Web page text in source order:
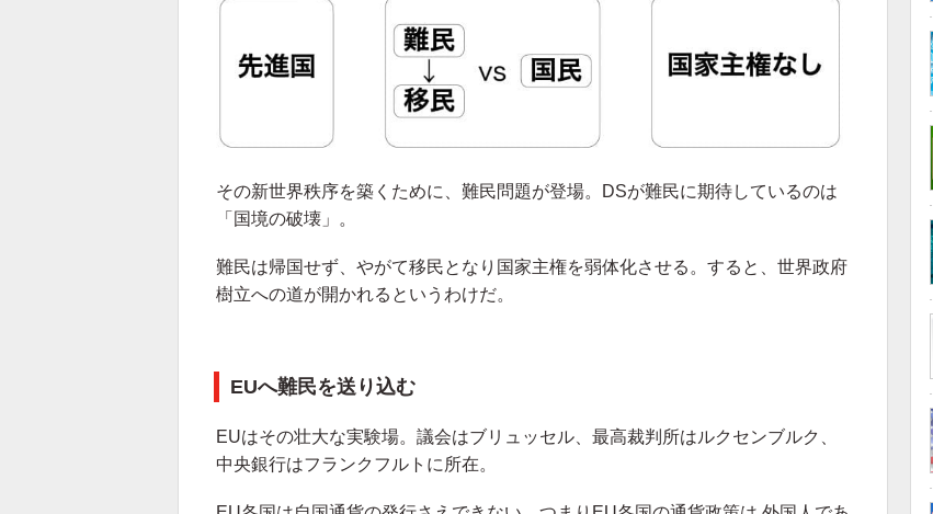
その新世界秩序を築くために、難民問題が登場。DSが難民に期待しているのは
「国境の破壊」。
難民は帰国せず、やがて移民となり国家主権を弱体化させる。すると、世界政府
樹立への道が開かれるというわけだ。
EUへ難民を送り込む
EUはその壮大な実験場。議会はブリュッセル、最高裁判所はルクセンブルク、
中央銀行はフランクフルトに所在。